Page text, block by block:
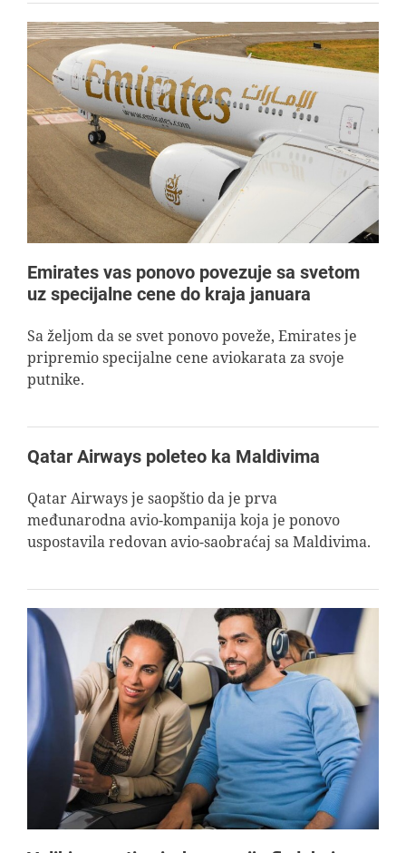
Emirates vas ponovo povezuje sa svetom
uz specijalne cene do kraja januara
Sa željom da se svet ponovo poveže, Emirates je
pripremio specijalne cene aviokarata za svoje
putnike.
Qatar Airways poleteo ka Maldivima
Qatar Airways je saopštio da je prva
međunarodna avio-kompanija koja je ponovo
uspostavila redovan avio-saobraćaj sa Maldivima.